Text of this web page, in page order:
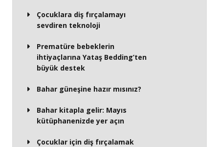
Çocuklara diş fırçalamayı
sevdiren teknoloji
Prematüre bebeklerin
ihtiyaçlarına Yataş Bedding’ten
büyük destek
Bahar güneşine hazır mısınız?
Bahar kitapla gelir: Mayıs
kütüphanenizde yer açın
Çocuklar için diş fırçalamak